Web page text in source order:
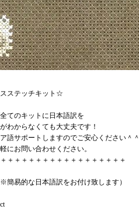
ステッチキット☆
てのキットに日本語訳を
わからなくても大丈夫です！
語サポートしますのでご安心ください＾＾
にお問い合わせください。
＋＋＋＋＋＋＋＋＋＋＋＋＋＋＋＋＋
易的な日本語訳をお付け致します）